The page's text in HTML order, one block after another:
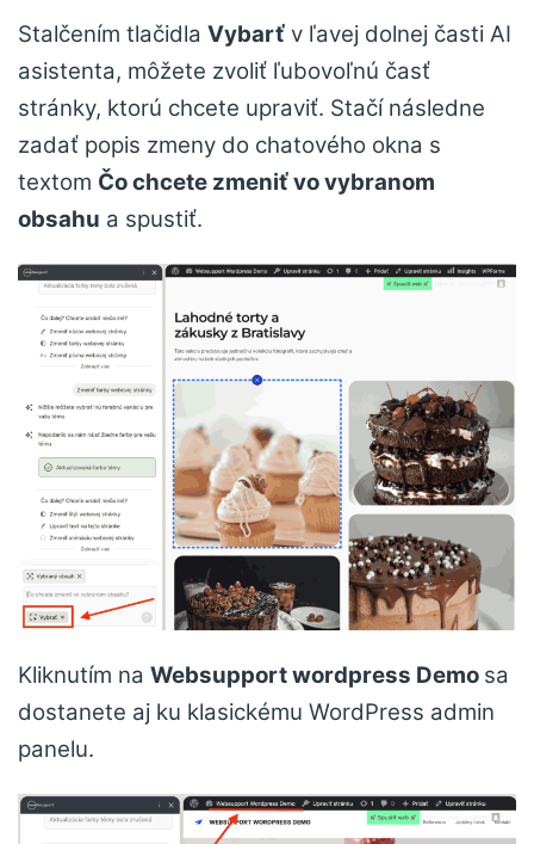
Stalčením tlačidla Vybarť v ľavej dolnej časti AI
asistenta, môžete zvoliť ľubovoľnú časť
stránky, ktorú chcete upraviť. Stačí následne
zadať popis zmeny do chatového okna s
textom Čo chcete zmeniť vo vybranom
obsahu a spustiť.
Kliknutím na Websupport wordpress Demo sa
dostanete aj ku klasickému WordPress admin
panelu.